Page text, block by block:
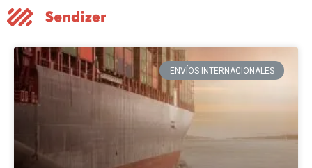
ENVÍOS INTERNACIONALES